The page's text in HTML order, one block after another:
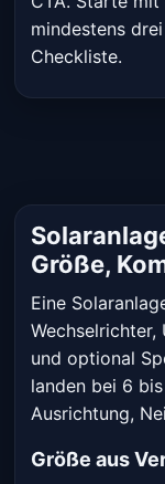
mindestens
Checkliste.
Größe,
Eine
und optional
landen bei 6
Ausrichtung,
Größe aus